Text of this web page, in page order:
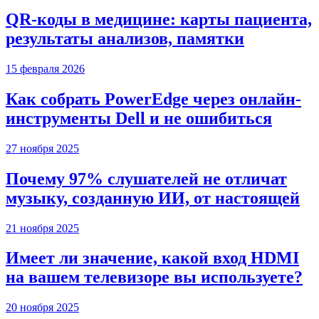
QR-коды в медицине: карты пациента,
результаты анализов, памятки
15 февраля 2026
Как собрать PowerEdge через онлайн-
инструменты Dell и не ошибиться
27 ноября 2025
Почему 97% слушателей не отличат
музыку, созданную ИИ, от настоящей
21 ноября 2025
Имеет ли значение, какой вход HDMI
на вашем телевизоре вы используете?
20 ноября 2025